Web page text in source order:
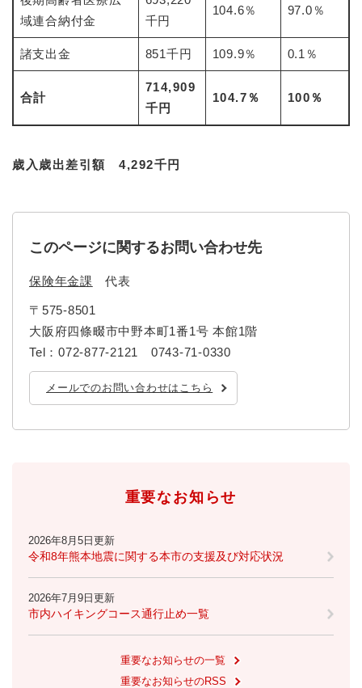
域連合納付金
千円
104.6％ 97.0％
諸支出金 851千円 109.9％ 0.1％
合計
714,909
千円
104.7％ 100％
歳入歳出差引額 4,292千円
このページに関するお問い合わせ先
保険年金課 代表
〒575-8501
大阪府四條畷市中野本町1番1号 本館1階
Tel：072-877-2121 0743-71-0330
メールでのお問い合わせはこちら
重要なお知らせ
2026年8月5日更新
令和8年熊本地震に関する本市の支援及び対応状況
2026年7月9日更新
市内ハイキングコース通行止め一覧
重要なお知らせの一覧
重要なお知らせのRSS